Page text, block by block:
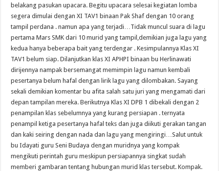
belakang pasukan upacara. Begitu upacara selesai kegiatan lomba
segera dimulai dengan XI TAV1 binaan Pak Shaf dengan 10 orang
tampil perdana . namun apa yang terjadi…Tidak muncul suara di lagu
pertama Mars SMK dari 10 murid yang tampil,demikian juga lagu yang
kedua hanya beberapa bait yang terdengar . Kesimpulannya Klas XI
TAV1 belum siap. Dilanjutkan klas XI APHPI binaan bu Herlinawati
dirijennya nampak bersemangat memimpin lagu namun kembali
pesertanya belum hafal dengan lirik lagu yang dilombakan. Sayang
sekali demikian komentar bu afita salah satu juri yang mengamati dari
depan tampilan mereka. Berikutnya Klas XI DPB 1 dibekali dengan 2
penampilan klas sebelumnya yang kurang persiapan . ternyata
penampil ketiga pesertanya hafal teks dan juga diikuti gerakan tangan
dan kaki seiring dengan nada dan lagu yang mengiringi…Salut untuk
bu Idayati guru Seni Budaya dengan muridnya yang kompak
mengikuti perintah guru meskipun persiapannya singkat sudah
memberi gambaran tentang hubungan murid klas tersebut. Kompak.